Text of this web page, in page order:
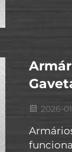
2026-